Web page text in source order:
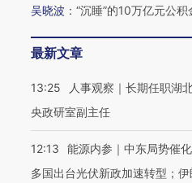
吴晓波 ： “沉睡”的10万亿元公积
最新文章
13:25
人事观察｜长期任职湖
央政研室副主任
12:13
能源内参｜中东局势催
多国出台光伏新政加速转型；